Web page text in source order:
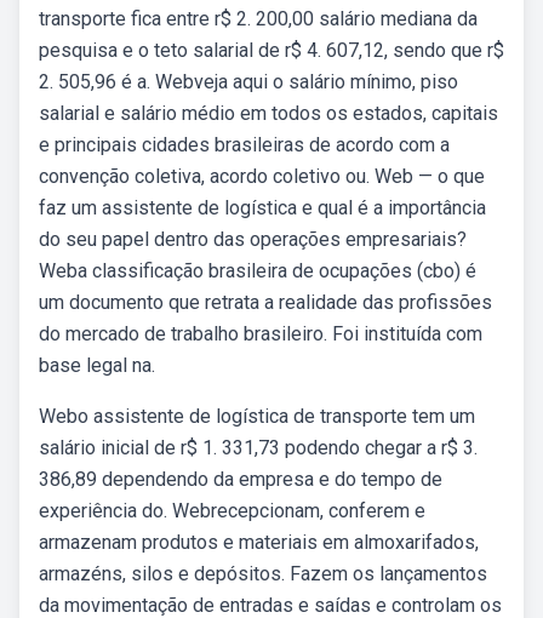
transporte fica entre r$ 2. 200,00 salário mediana da
pesquisa e o teto salarial de r$ 4. 607,12, sendo que r$
2. 505,96 é a. Webveja aqui o salário mínimo, piso
salarial e salário médio em todos os estados, capitais
e principais cidades brasileiras de acordo com a
convenção coletiva, acordo coletivo ou. Web — o que
faz um assistente de logística e qual é a importância
do seu papel dentro das operações empresariais?
Weba classificação brasileira de ocupações (cbo) é
um documento que retrata a realidade das profissões
do mercado de trabalho brasileiro. Foi instituída com
base legal na.
Webo assistente de logística de transporte tem um
salário inicial de r$ 1. 331,73 podendo chegar a r$ 3.
386,89 dependendo da empresa e do tempo de
experiência do. Webrecepcionam, conferem e
armazenam produtos e materiais em almoxarifados,
armazéns, silos e depósitos. Fazem os lançamentos
da movimentação de entradas e saídas e controlam os